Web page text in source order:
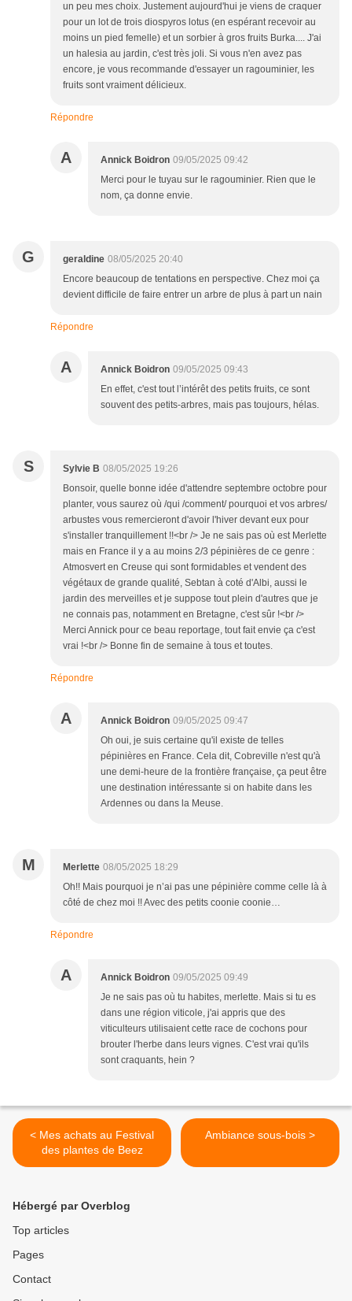
un peu mes choix. Justement aujourd'hui je viens de craquer
pour un lot de trois diospyros lotus (en espérant recevoir au
moins un pied femelle) et un sorbier à gros fruits Burka.... J'ai
un halesia au jardin, c'est très joli. Si vous n'en avez pas
encore, je vous recommande d'essayer un ragouminier, les
fruits sont vraiment délicieux.
Répondre
A Annick Boidron 09/05/2025 09:42
Merci pour le tuyau sur le ragouminier. Rien que le
nom, ça donne envie.
G geraldine 08/05/2025 20:40
Encore beaucoup de tentations en perspective. Chez moi ça
devient difficile de faire entrer un arbre de plus à part un nain
Répondre
A Annick Boidron 09/05/2025 09:43
En effet, c'est tout l’intérêt des petits fruits, ce sont
souvent des petits-arbres, mais pas toujours, hélas.
S Sylvie B 08/05/2025 19:26
Bonsoir, quelle bonne idée d'attendre septembre octobre pour
planter, vous saurez où /qui /comment/ pourquoi et vos arbres/
arbustes vous remercieront d'avoir l'hiver devant eux pour
s'installer tranquillement !!<br /> Je ne sais pas où est Merlette
mais en France il y a au moins 2/3 pépinières de ce genre :
Atmosvert en Creuse qui sont formidables et vendent des
végétaux de grande qualité, Sebtan à coté d'Albi, aussi le
jardin des merveilles et je suppose tout plein d'autres que je
ne connais pas, notamment en Bretagne, c'est sûr !<br />
Merci Annick pour ce beau reportage, tout fait envie ça c'est
vrai !<br /> Bonne fin de semaine à tous et toutes.
Répondre
A Annick Boidron 09/05/2025 09:47
Oh oui, je suis certaine qu'il existe de telles
pépinières en France. Cela dit, Cobreville n'est qu'à
une demi-heure de la frontière française, ça peut être
une destination intéressante si on habite dans les
Ardennes ou dans la Meuse.
M Merlette 08/05/2025 18:29
Oh!! Mais pourquoi je n’ai pas une pépinière comme celle là à
côté de chez moi !! Avec des petits coonie coonie…
Répondre
A Annick Boidron 09/05/2025 09:49
Je ne sais pas où tu habites, merlette. Mais si tu es
dans une région viticole, j'ai appris que des
viticulteurs utilisaient cette race de cochons pour
brouter l'herbe dans leurs vignes. C'est vrai qu'ils
sont craquants, hein ?
< Mes achats au Festival
des plantes de Beez
Ambiance sous-bois >
Hébergé par Overblog
Top articles
Pages
Contact